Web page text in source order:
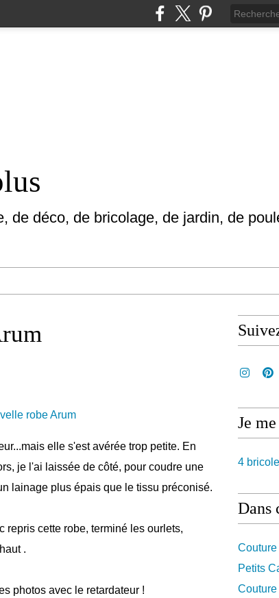
de déco, de bricolage, de jardin, de
elle s'est avérée trop petite. En
je l'ai laissée de côté, pour coudre une
lainage plus épais que le tissu préconisé.
repris cette robe, terminé les ourlets,
.
photos avec le retardateur !
Je
4
Dans
Petits